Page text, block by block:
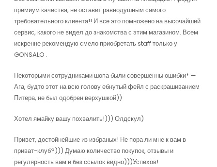
премиум качества, не оставит равнодушным самого
требовательного клиента!! И все это помножено на высочайший
сервис, какого не видел до знакомства с этим магазином. Всем
искренне рекомендую смело приобретать staff только у
GONSALO .
Некоторыми сотрудниками шопа были совершенны ошибки* —
Ага, будто этот на всю голову ебнутый фейл с раскрашиванием
Питера, не был одобрен верхушкой))
Хотел ямайку вашу похвалить!))) Олдскул)
Привет, достойнейшие из избраных! Не пора ли мне к вам в
приват-клуб?))) Думаю количество покупок, отзывы и
регулярность вам и без ссылок видно)))Успехов!